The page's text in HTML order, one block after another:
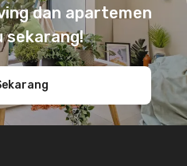
dan apartemen
sekarang!